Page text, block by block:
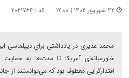
کد : ۲۰۲۱۷۶۴
محمد عذیری در یادداشتی برای دیپلماسی
خاورمیانه‌ای آمریکا تا مدت‌ها به
اقتدارگرایی معطوف بود که می‌توانستند از